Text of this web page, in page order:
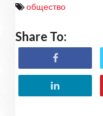
общество
Share To: